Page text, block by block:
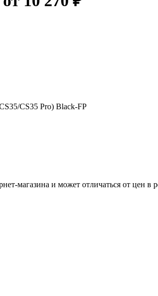
CS35 Pro) Black-FP
магазина и может отличаться от цен в